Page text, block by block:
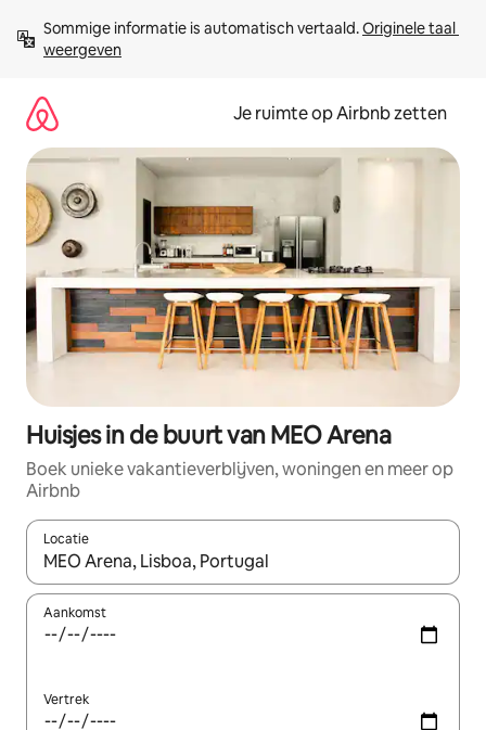
direct
naar
Sommige informatie is automatisch vertaald. Originele taal
weergeven
Je ruimte op Airbnb zetten
Huisjes in de buurt van MEO Arena
Boek unieke vakantieverblijven, woningen en meer op
Airbnb
Locatie
Wanneer er suggesties beschikbaar zijn, maak je een keuze
Aankomst
Vertrek